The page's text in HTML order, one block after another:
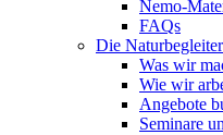
Nemo-
FAQs
Die
Was wir
Wie wir
Angebote
Seminare